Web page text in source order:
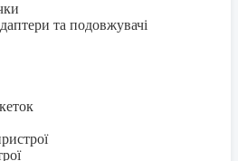
та подовжувачі